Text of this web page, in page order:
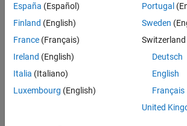
España (Español)
Finland (English)
France (Français)
Ireland (English)
Italia (Italiano)
Luxembourg (English)
Portugal
Sweden
Switzerland
Deutsch
English
Français
United
© 1994-2026 The MathWorks, Inc.